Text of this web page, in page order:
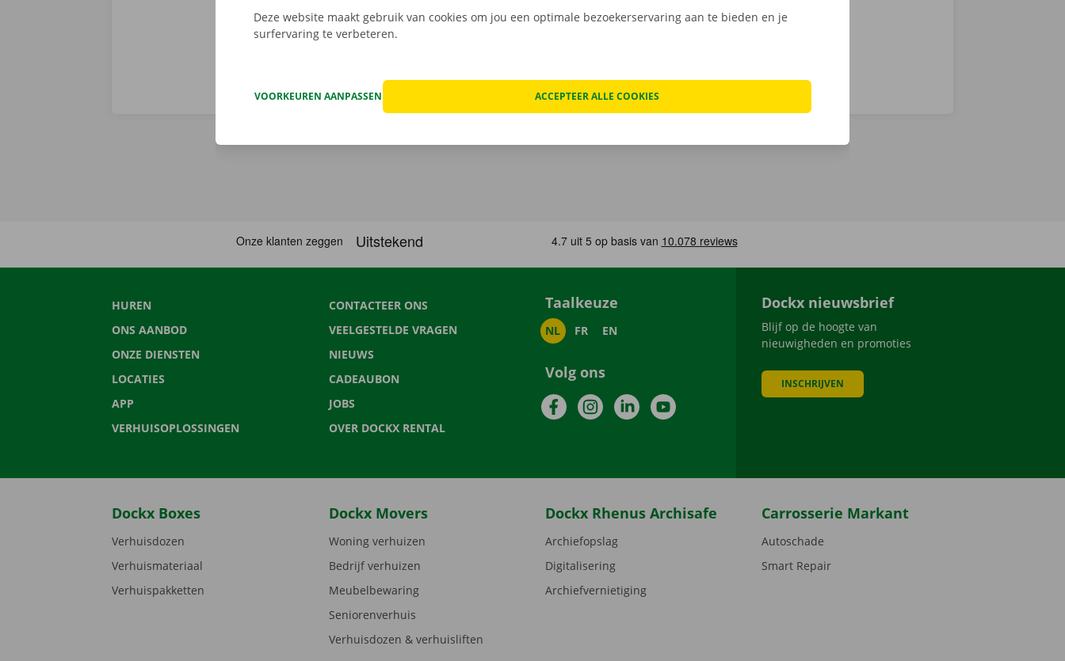
HUREN
ONS AANBOD
ONZE DIENSTEN
LOCATIES
APP
VERHUISOPLOSSINGEN
CONTACTEER ONS
VEELGESTELDE VRAGEN
NIEUWS
CADEAUBON
JOBS
OVER DOCKX RENTAL
Taalkeuze
NL FR EN
Volg ons
FacebookInstagramLinkedInYouTube
Dockx nieuwsbrief
Blijf op de hoogte van
nieuwigheden en promoties
INSCHRIJVEN
Dockx Boxes
Verhuisdozen
Verhuismateriaal
Verhuispakketten
Dockx Movers
Woning verhuizen
Bedrijf verhuizen
Meubelbewaring
Seniorenverhuis
Verhuisdozen & verhuisliften
Dockx Rhenus Archisafe
Archiefopslag
Digitalisering
Archiefvernietiging
Carrosserie Markant
Autoschade
Smart Repair
Deze website maakt gebruik van cookies om jou een optimale bezoekerservaring aan te bieden en je
surfervaring te verbeteren.
VOORKEUREN AANPASSEN ACCEPTEER ALLE COOKIES